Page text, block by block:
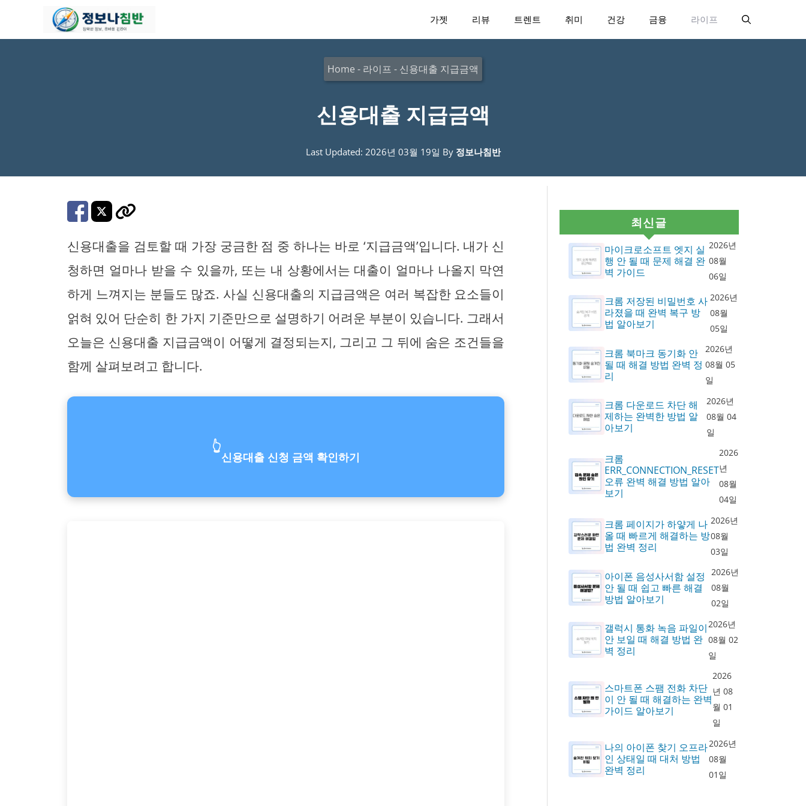
가젯 리뷰 트렌트 취미 건강 금융 라이프
Home - 라이프 - 신용대출 지급금액
신용대출 지급금액
Last Updated: 2026년 03월 19일 By 정보나침반
신용대출을 검토할 때 가장 궁금한 점 중 하나는 바로 ‘지급금액’입니다. 내가 신
청하면 얼마나 받을 수 있을까, 또는 내 상황에서는 대출이 얼마나 나올지 막연
하게 느껴지는 분들도 많죠. 사실 신용대출의 지급금액은 여러 복잡한 요소들이
얽혀 있어 단순히 한 가지 기준만으로 설명하기 어려운 부분이 있습니다. 그래서
오늘은 신용대출 지급금액이 어떻게 결정되는지, 그리고 그 뒤에 숨은 조건들을
함께 살펴보려고 합니다.
👆
신용대출 신청 금액 확인하기
최신글
마이크로소프트 엣지 실
행 안 될 때 문제 해결 완
벽 가이드
2026년
08월
06일
크롬 저장된 비밀번호 사
라졌을 때 완벽 복구 방
법 알아보기
2026년
08월
05일
크롬 북마크 동기화 안
될 때 해결 방법 완벽 정
리
2026년
08월 05
일
크롬 다운로드 차단 해
제하는 완벽한 방법 알
아보기
2026년
08월 04
일
크롬
ERR_CONNECTION_RESET
오류 완벽 해결 방법 알아
보기
2026
년
08월
04일
크롬 페이지가 하얗게 나
올 때 빠르게 해결하는 방
법 완벽 정리
2026년
08월
03일
아이폰 음성사서함 설정
안 될 때 쉽고 빠른 해결
방법 알아보기
2026년
08월
02일
갤럭시 통화 녹음 파일이
안 보일 때 해결 방법 완
벽 정리
2026년
08월 02
일
스마트폰 스팸 전화 차단
이 안 될 때 해결하는 완벽
가이드 알아보기
2026
년 08
월 01
일
나의 아이폰 찾기 오프라
인 상태일 때 대처 방법
완벽 정리
2026년
08월
01일